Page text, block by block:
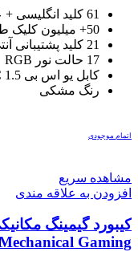
61 کلید انگلیسی + عربی
50+ میلیون کلیک طول عمر
21 کلید پشتیبانی آنتی گوستینگ
17 حالت نور RGB
کابل یو اس بی PVC 1.5 متری
رنگ مشکی
اتمام موجودی
مشاهده سریع
افزودن به علاقه مندی
Gaming